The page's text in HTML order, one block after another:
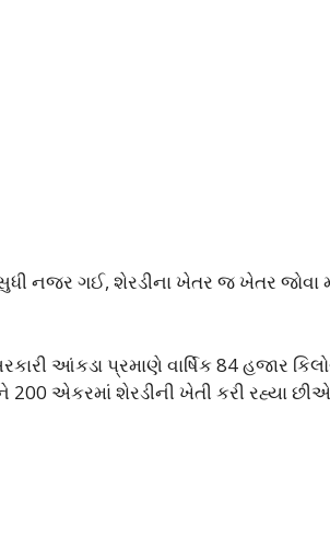
નજર ગઈ, શેરડીના ખેતર જ ખેતર જોવા
આંકડા પ્રમાણે વાર્ષિક 84 હજાર
200 એકરમાં શેરડીની ખેતી કરી રહ્યા